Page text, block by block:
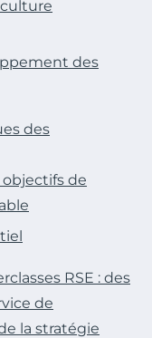
des
des
de
RSE : des
de
la stratégie